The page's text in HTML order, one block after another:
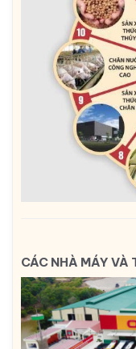
CÁC NHÀ MÁY VÀ